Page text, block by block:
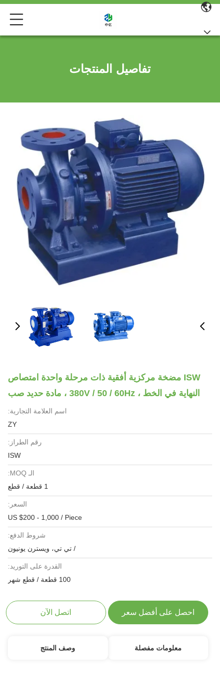
تفاصيل المنتجات
ISW مضخة مركزية أفقية ذات مرحلة واحدة امتصاص
النهاية في الخط ، 380V / 50 / 60Hz ، مادة حديد صب
اسم العلامة التجارية:
ZY
رقم الطراز:
ISW
الـ MOQ:
1 قطعة / قطع
السعر:
US $200 - 1,000 / Piece
شروط الدفع:
/ تي تي، ويسترن يونيون
القدرة على التوريد:
100 قطعة / قطع شهر
احصل على أفضل سعر اتصل الآن
معلومات مفصلة وصف المنتج